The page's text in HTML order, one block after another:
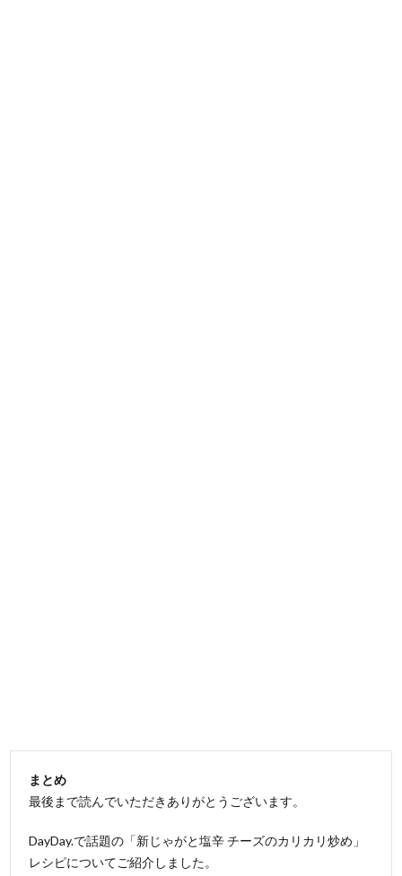
まとめ
最後まで読んでいただきありがとうございます。
DayDay.で話題の「新じゃがと塩辛 チーズのカリカリ炒め」
レシピについてご紹介しました。